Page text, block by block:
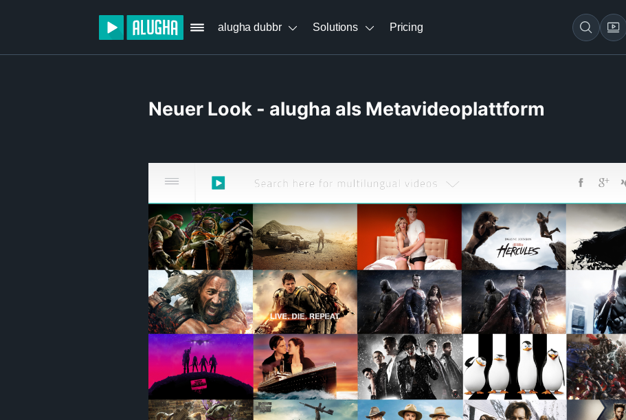
alugha dubbr Solutions Pricing
Neuer Look - alugha als Metavideoplattform